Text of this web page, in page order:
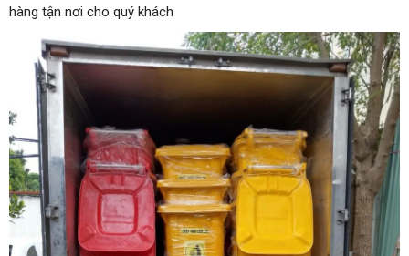
hàng tận nơi cho quý khách